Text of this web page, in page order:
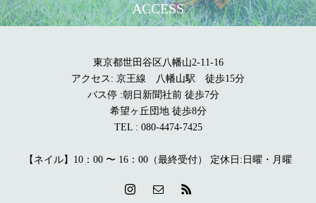
ACCESS
東京都世田谷区八幡山2-11-16
アクセス: 京王線 八幡山駅 徒歩15分
バス停 :朝日新聞社前 徒歩7分
希望ヶ丘団地 徒歩8分
TEL : 080-4474-7425
【ネイル】10：00 〜 16：00（最終受付） 定休日:日曜・月曜